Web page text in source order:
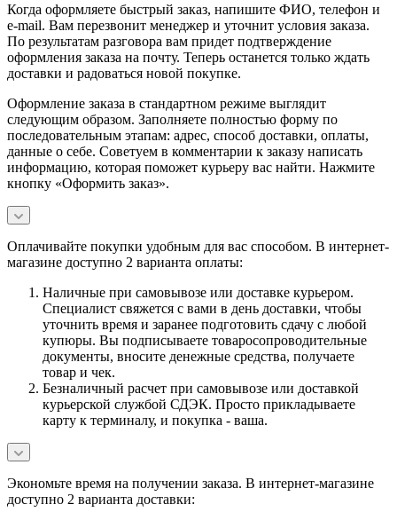
Когда оформляете быстрый заказ, напишите ФИО, телефон и
e-mail. Вам перезвонит менеджер и уточнит условия заказа.
По результатам разговора вам придет подтверждение
оформления заказа на почту. Теперь останется только ждать
доставки и радоваться новой покупке.
Оформление заказа в стандартном режиме выглядит
следующим образом. Заполняете полностью форму по
последовательным этапам: адрес, способ доставки, оплаты,
данные о себе. Советуем в комментарии к заказу написать
информацию, которая поможет курьеру вас найти. Нажмите
кнопку «Оформить заказ».
Оплачивайте покупки удобным для вас способом. В интернет-
магазине доступно 2 варианта оплаты:
Наличные при самовывозе или доставке курьером.
Специалист свяжется с вами в день доставки, чтобы
уточнить время и заранее подготовить сдачу с любой
купюры. Вы подписываете товаросопроводительные
документы, вносите денежные средства, получаете
товар и чек.
Безналичный расчет при самовывозе или доставкой
курьерской службой СДЭК. Просто прикладываете
карту к терминалу, и покупка - ваша.
Экономьте время на получении заказа. В интернет-магазине
доступно 2 варианта доставки: